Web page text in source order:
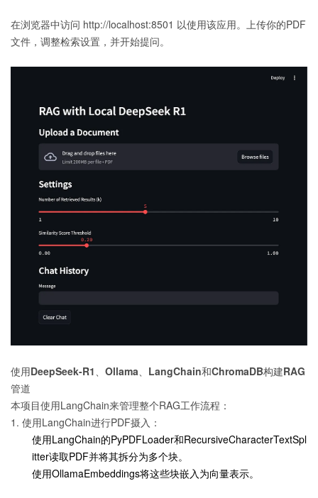
在浏览器中访问 http://localhost:8501 以使用该应用。上传你的PDF
文件，调整检索设置，并开始提问。
使用DeepSeek-R1、Ollama、LangChain和ChromaDB构建RAG
管道
本项目使用LangChain来管理整个RAG工作流程：
1. 使用LangChain进行PDF摄入：
使用LangChain的PyPDFLoader和RecursiveCharacterTextSpl
itter读取PDF并将其拆分为多个块。
使用OllamaEmbeddings将这些块嵌入为向量表示。